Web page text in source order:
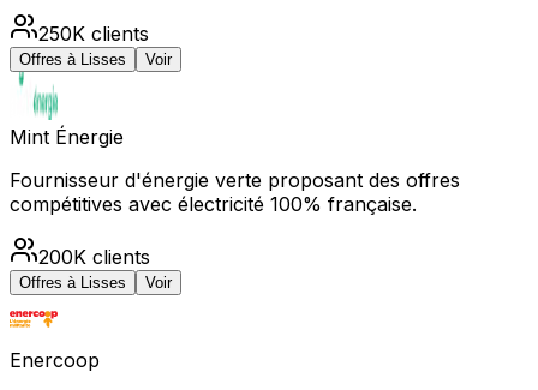
250K clients
Offres à Lisses Voir
Mint Énergie
Fournisseur d'énergie verte proposant des offres
compétitives avec électricité 100% française.
200K clients
Offres à Lisses Voir
Enercoop